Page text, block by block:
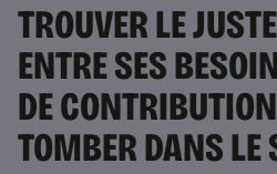
TROUVER LE
ENTRE SES
DE
TOMBER DANS LE